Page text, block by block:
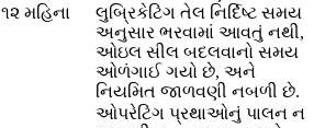
૧૨ મહિના
લુબ્રિકેટિંગ તેલ નિર્દિષ્ટ સમય
અનુસાર ભરવામાં આવતું નથી,
ઓઇલ સીલ બદલવાનો સમય
ઓળંગાઈ ગયો છે, અને
નિયમિત જાળવણી નબળી છે.
ઓપરેટિંગ પ્રથાઓનું પાલન ન